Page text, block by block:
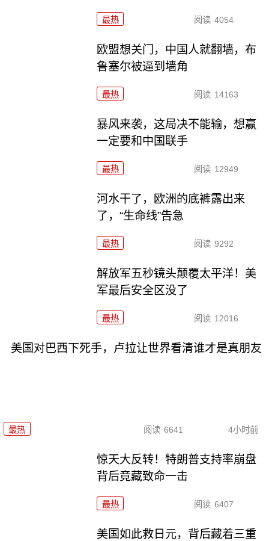
最热 阅读 4054
欧盟想关门，中国人就翻墙，布
鲁塞尔被逼到墙角
最热 阅读 14163
暴风来袭，这局决不能输，想赢
一定要和中国联手
最热 阅读 12949
河水干了，欧洲的底裤露出来
了，“生命线”告急
最热 阅读 9292
解放军五秒镜头颠覆太平洋！美
军最后安全区没了
最热 阅读 12016
美国对巴西下死手，卢拉让世界看清谁才是真朋友
最热 阅读 6641 4小时前
惊天大反转！特朗普支持率崩盘
背后竟藏致命一击
最热 阅读 6407
美国如此救日元，背后藏着三重